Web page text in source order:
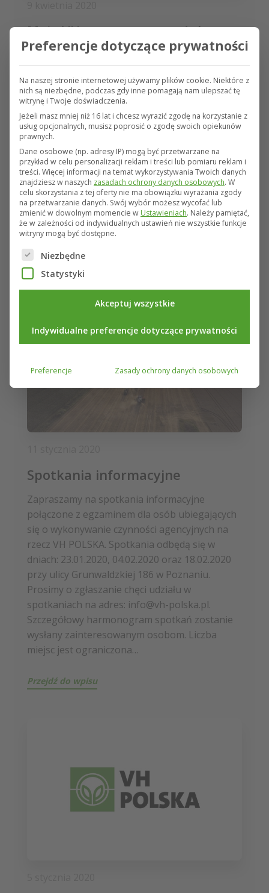
Moje VH – system sprzedaży
ubezpieczeń upraw
Agentów przekazać system ubezpieczeń upraw
– Moje VH. Moje VH to złożony system, który
już niedługo, poza możliwością ubezpieczeń
upraw, oferować będzie wiele innych aplikacji
związanych z uprawami, szkodami,
korespondencją czy pogodą. Już teraz praca w
naszym systemie gwarantuje: najdokładniejszy
sposób oznaczania działek i pól, bieżący
podgląd na mapie pól i upraw należących do
klienta, szybkie przygotowanie oferty i polisy.
Przejdź do wpisu
Spotkania informacyjne
Zapraszamy na spotkania informacyjne
połączone z egzaminem dla osób ubiegających
się o wykonywanie czynności agencyjnych na
rzecz VH POLSKA. Spotkania odbędą się w
dniach: 23.01.2020, 04.02.2020 oraz 18.02.2020
przy ulicy Grunwaldzkiej 186 w Poznaniu.
Prosimy o zgłaszanie chęci udziału w
spotkaniach na adres: info@vh-polska.pl.
Szczegółowy harmonogram spotkań zostanie
wysłany zainteresowanym osobom. Liczba
miejsc jest ograniczona…
Przejdź do wpisu
Preferencje dotyczące prywatności
Na naszej stronie internetowej używamy plików cookie. Niektóre z
nich są niezbędne, podczas gdy inne pomagają nam ulepszać tę
witrynę i Twoje doświadczenia.
Jeżeli masz mniej niż 16 lat i chcesz wyrazić zgodę na korzystanie z
usług opcjonalnych, musisz poprosić o zgodę swoich opiekunów
prawnych.
Dane osobowe (np. adresy IP) mogą być przetwarzane na
przykład w celu personalizacji reklam i treści lub pomiaru reklam i
treści. Więcej informacji na temat wykorzystywania Twoich danych
znajdziesz w naszych zasadach ochrony danych osobowych. W
celu skorzystania z tej oferty nie ma obowiązku wyrażania zgody
na przetwarzanie danych. Swój wybór możesz wycofać lub
zmienić w dowolnym momencie w Ustawieniach. Należy pamiętać,
że w zależności od indywidualnych ustawień nie wszystkie funkcje
witryny mogą być dostępne.
Poniżej znajduje się lista grup usług, dla których
Niezbędne
Statystyki
Akceptuj wszystkie
Indywidualne preferencje dotyczące prywatności
Preferencje Zasady ochrony danych osobowych